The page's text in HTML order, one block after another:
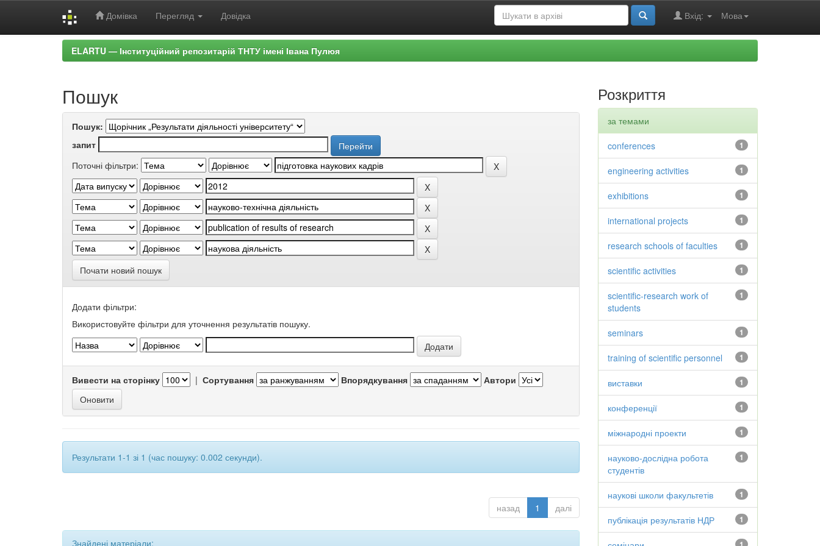
Домівка Перегляд Довідка Мова
Вхід:
ELARTU — Інституційний репозитарій ТНТУ імені Івана Пулюя
Пошук
Пошук:
запит
Поточні фільтри:
Почати новий пошук
Додати фільтри:
Використовуйте фільтри для уточнення результатів пошуку.
Вивести на сторінку | Сортування Впорядкування Автори
Результати 1-1 зі 1 (час пошуку: 0.002 секунди).
назад 1 далі
Знайдені матеріали:
Розкриття
за темами
1
conferences
1
engineering activities
1
exhibitions
1
international projects
1
research schools of faculties
1
scientific activities
1
scientific-research work of
students
1
seminars
1
training of scientific personnel
1
виставки
1
конференції
1
міжнародні проекти
1
науково-дослідна робота
студентів
1
наукові школи факультетів
1
публікація результатів НДР